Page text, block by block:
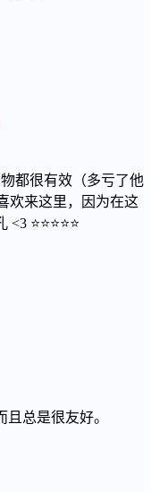
都很有效（多亏了他
欢来这里，因为在这
⭐️⭐️⭐️⭐️⭐️
总是很友好。